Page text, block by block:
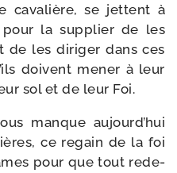
cava­lière, se jettent à
la sup­plier de les
de les diri­ger dans ces
doivent mener à leur
sol et de leur Foi.
manque aujourd’hui
ce regain de la foi
pour que tout rede­